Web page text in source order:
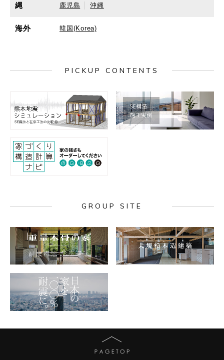
縄
鹿児島
沖縄
海外 韓国(Korea)
PICKUP CONTENTS
GROUP SITE